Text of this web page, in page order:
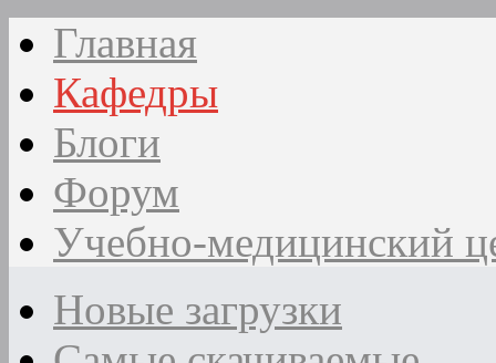
Главная
Кафедры
Блоги
Форум
Учебно-медицинский
Новые загрузки